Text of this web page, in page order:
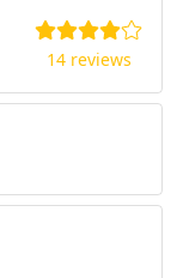
14 reviews